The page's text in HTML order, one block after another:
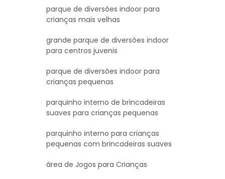
parque de diversões indoor para
crianças mais velhas
grande parque de diversões indoor
para centros juvenis
parque de diversões indoor para
crianças pequenas
parquinho interno de brincadeiras
suaves para crianças pequenas
parquinho interno para crianças
pequenas com brincadeiras suaves
área de Jogos para Crianças